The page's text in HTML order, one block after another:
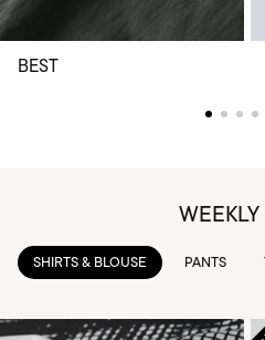
BEST
WEEKLY
SHIRTS & BLOUSE PANTS